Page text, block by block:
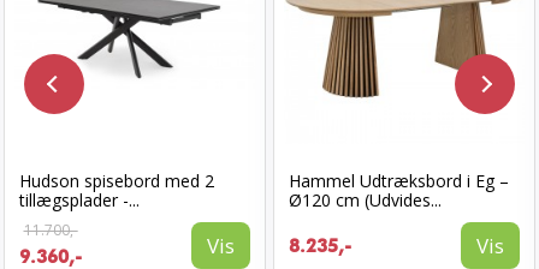
Hudson spisebord med 2
tillægsplader -...
11.700,-
9.360,- Vis
Hammel Udtræksbord i Eg –
Ø120 cm (Udvides...
8.235,- Vis